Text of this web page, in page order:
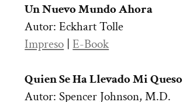
Un Nuevo Mundo Ahora
Autor: Eckhart Tolle
Impreso |E-Book
Quien Se Ha Llevado Mi Queso
Autor: Spencer Johnson, M.D.